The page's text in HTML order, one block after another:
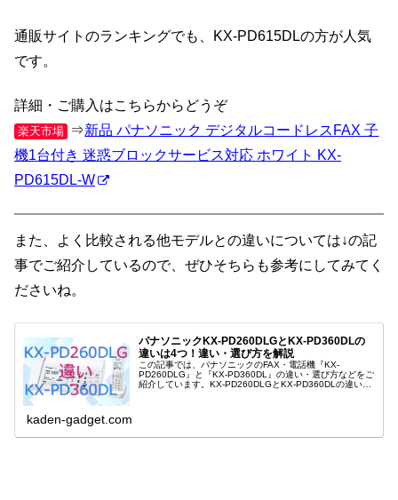
通販サイトのランキングでも、KX-PD615DLの方が人気
です。
詳細・ご購入はこちらからどうぞ
楽天市場 ⇒新品 パナソニック デジタルコードレスFAX 子
機1台付き 迷惑ブロックサービス対応 ホワイト KX-
PD615DL-W
また、よく比較される他モデルとの違いについては↓の記
事でご紹介しているので、ぜひそちらも参考にしてみてく
ださいね。
パナソニックKX-PD260DLGとKX-PD360DLの
違いは4つ！違い・選び方を解説
この記事では、パナソニックのFAX・電話機『KX-
PD260DLG』と『KX-PD360DL』の違い・選び方などをご
紹介しています。KX-PD260DLGとKX-PD360DLの違いは
kaden-gadget.com